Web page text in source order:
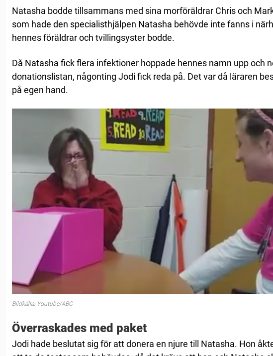
Natasha bodde tillsammans med sina morföräldrar Chris och
som hade den specialisthjälpen Natasha behövde inte fanns i
hennes föräldrar och tvillingsyster bodde.
Då Natasha fick flera infektioner hoppade hennes namn upp och
donationslistan, någonting Jodi fick reda på. Det var då läraren
på egen hand.
Bildkälla: Youtube/ABC
Överraskades med paket
Jodi hade beslutat sig för att donera en njure till Natasha. Hon